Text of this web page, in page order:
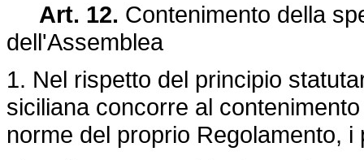
Art. 12. Contenimento della
dell'Assemblea
1. Nel rispetto del principio
siciliana concorre al
norme del proprio Regolamento,